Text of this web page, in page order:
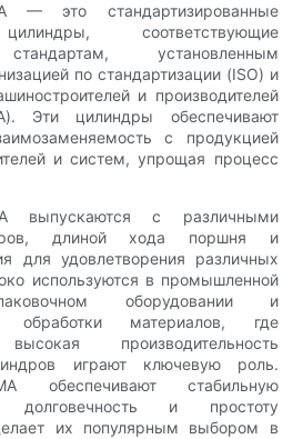
— это стандартизированные
соответствующие
установленным
по стандартизации (ISO) и
и производителей
Эти цилиндры обеспечивают
с продукцией
и систем, упрощая процесс
выпускаются с различными
длиной хода поршня и
для удовлетворения различных
используются в промышленной
оборудовании и
обработки материалов, где
производительность
играют ключевую роль.
обеспечивают стабильную
долговечность и простоту
их популярным выбором в